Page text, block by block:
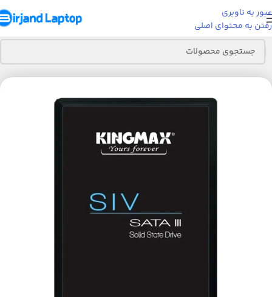
عبور به ناوبری
رفتن به محتوای اصلی
خانه قطعات کامپیوتر